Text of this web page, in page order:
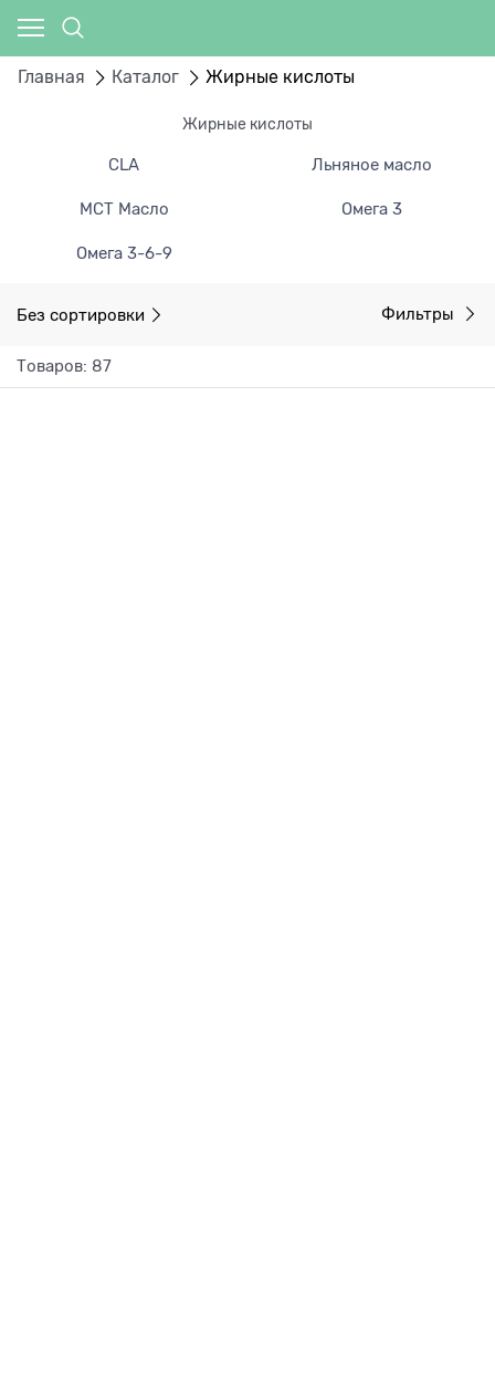
Главная Каталог Жирные кислоты
Жирные кислоты
CLA Льняное масло
МСТ Масло Омега 3
Омега 3-6-9
Без сортировки Фильтры
Товаров: 87